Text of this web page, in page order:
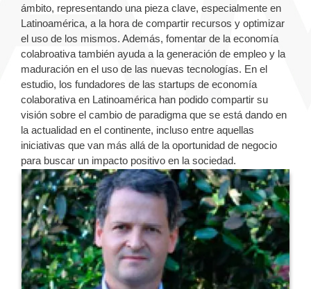
ámbito, representando una pieza clave, especialmente en
Latinoamérica, a la hora de compartir recursos y optimizar
el uso de los mismos. Además, fomentar de la economía
colabroativa también ayuda a la generación de empleo y la
maduración en el uso de las nuevas tecnologías. En el
estudio, los fundadores de las startups de economía
colaborativa en Latinoamérica han podido compartir su
visión sobre el cambio de paradigma que se está dando en
la actualidad en el continente, incluso entre aquellas
iniciativas que van más allá de la oportunidad de negocio
para buscar un impacto positivo en la sociedad.